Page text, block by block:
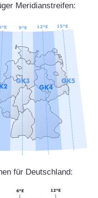
Meridianstreifen:
für Deutschland: